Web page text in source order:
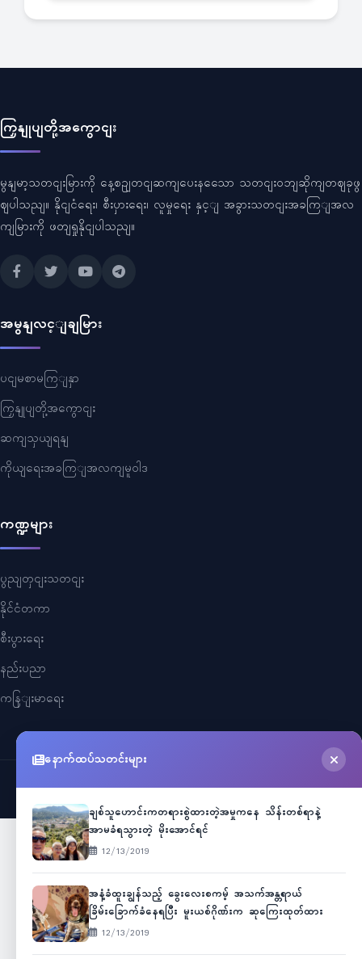
ကြှနျုပျတို့အကွောငျး
မွနျမာ့သတငျးမြားကို နေ့စဥျတငျဆကျပေးနသေော သတငျးဝဘျဆိုကျတဈခုဖွ
ဈပါသညျ။ နိုငျငံရေး၊ စီးပှားရေး၊ လူမှုရေး နှင့ျ အခွားသတငျးအခကြျအလ
ကျမြားကို ဖတျရှုနိုငျပါသညျ။
အမွနျလင့ျချမြား
ပငျမစာမကြျနှာ
ကြှနျုပျတို့အကွောငျး
ဆကျသှယျရနျ
ကိုယျရေးအခကြျအလကျမူဝါဒ
ကဏ္ဍများ
ပွညျတှငျးသတငျး
နိုင်ငံတကာ
စီးပွားရေး
နည်းပညာ
ကနြျးမာရေး
©2026Myanmar Cele News. All Rights Reserved.
နောက်ထပ်သတင်းများ
ချစ်သူဟောင်းကတရားစွဲထားတဲ့အမှုကနေ သိန်းတစ်ရာနဲ့
အာမခံရသွားတဲ့ မိုးအောင်ရင်
12/13/2019
အနံ့ခံထူးချွန်သည့် ခွေးလေးစကမ့် အသက်အန္တရာယ်
ခြိမ်းခြောက်ခံနေရပြီး မူးယစ်ဂိုဏ်းက ဆုကြေးထုတ်ထား
12/13/2019